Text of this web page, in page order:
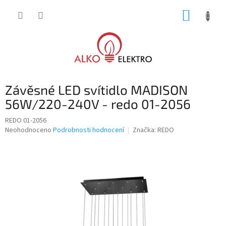
Závěsné LED svítidlo MADISON
56W/220-240V - redo 01-2056
REDO 01-2056
Průměrné
Neohodnoceno Podrobnosti hodnocení Značka: REDO